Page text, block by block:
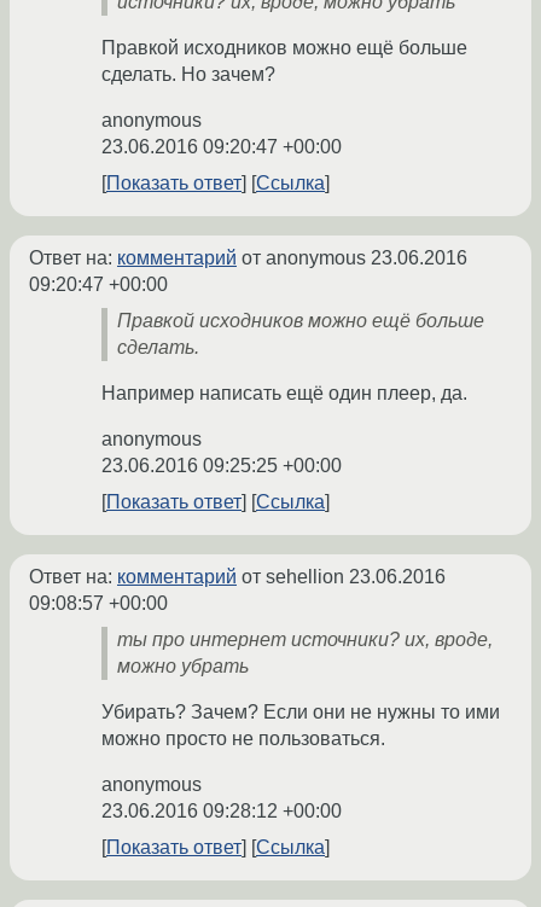
Правкой исходников можно ещё больше
сделать. Но зачем?
anonymous
23.06.2016 09:20:47 +00:00
Показать ответ
Ссылка
Ответ на: комментарий от anonymous 23.06.2016
09:20:47 +00:00
Правкой исходников можно ещё больше
сделать.
Например написать ещё один плеер, да.
anonymous
23.06.2016 09:25:25 +00:00
Показать ответ
Ссылка
Ответ на: комментарий от sehellion 23.06.2016
09:08:57 +00:00
ты про интернет источники? их, вроде,
можно убрать
Убирать? Зачем? Если они не нужны то ими
можно просто не пользоваться.
anonymous
23.06.2016 09:28:12 +00:00
Показать ответ
Ссылка